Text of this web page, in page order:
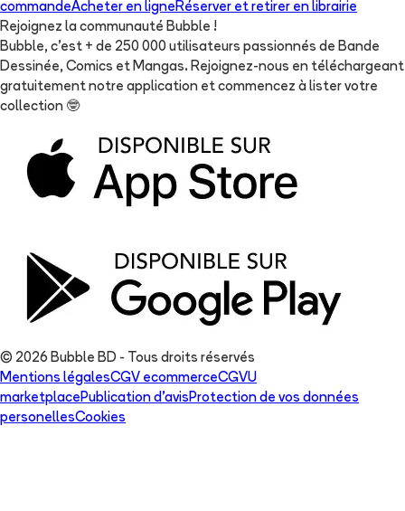
commandeAcheter en ligneRéserver et retirer en librairie
Rejoignez la communauté Bubble !
Bubble, c'est + de 250 000 utilisateurs passionnés de Bande
Dessinée, Comics et Mangas. Rejoignez-nous en téléchargeant
gratuitement notre application et commencez à lister votre
collection 🤓
© 2026 Bubble BD - Tous droits réservés
Mentions légalesCGV ecommerceCGVU
marketplacePublication d'avisProtection de vos données
personellesCookies